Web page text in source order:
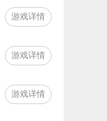
游戏详情
游戏详情
游戏详情